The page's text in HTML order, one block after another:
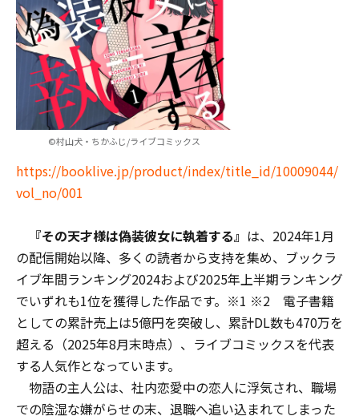
©村山犬・ちかふじ/ライブコミックス
https://booklive.jp/product/index/title_id/10009044/
vol_no/001
『その天才様は偽装彼女に執着する』 は、2024年1月
の配信開始以降、多くの読者から支持を集め、ブックラ
イブ年間ランキング2024および2025年上半期ランキング
でいずれも1位を獲得した作品です。※1 ※2 電子書籍
としての累計売上は5億円を突破し、累計DL数も470万を
超える（2025年8月末時点）、ライブコミックスを代表
する人気作となっています。
物語の主人公は、社内恋愛中の恋人に浮気され、職場
での陰湿な嫌がらせの末、退職へ追い込まれてしまった